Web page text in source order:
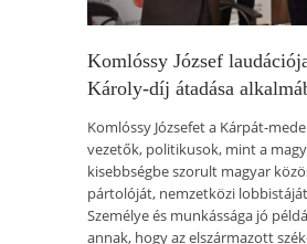
Komlóssy József
Károly-díj átadása
Komlóssy Józsefet a Kárpát-
vezetők, politikusok, mint a
kisebbségbe szorult magyar
pártolóját, nemzetközi
Személye és munkássága jó
annak, hogy az elszármazott